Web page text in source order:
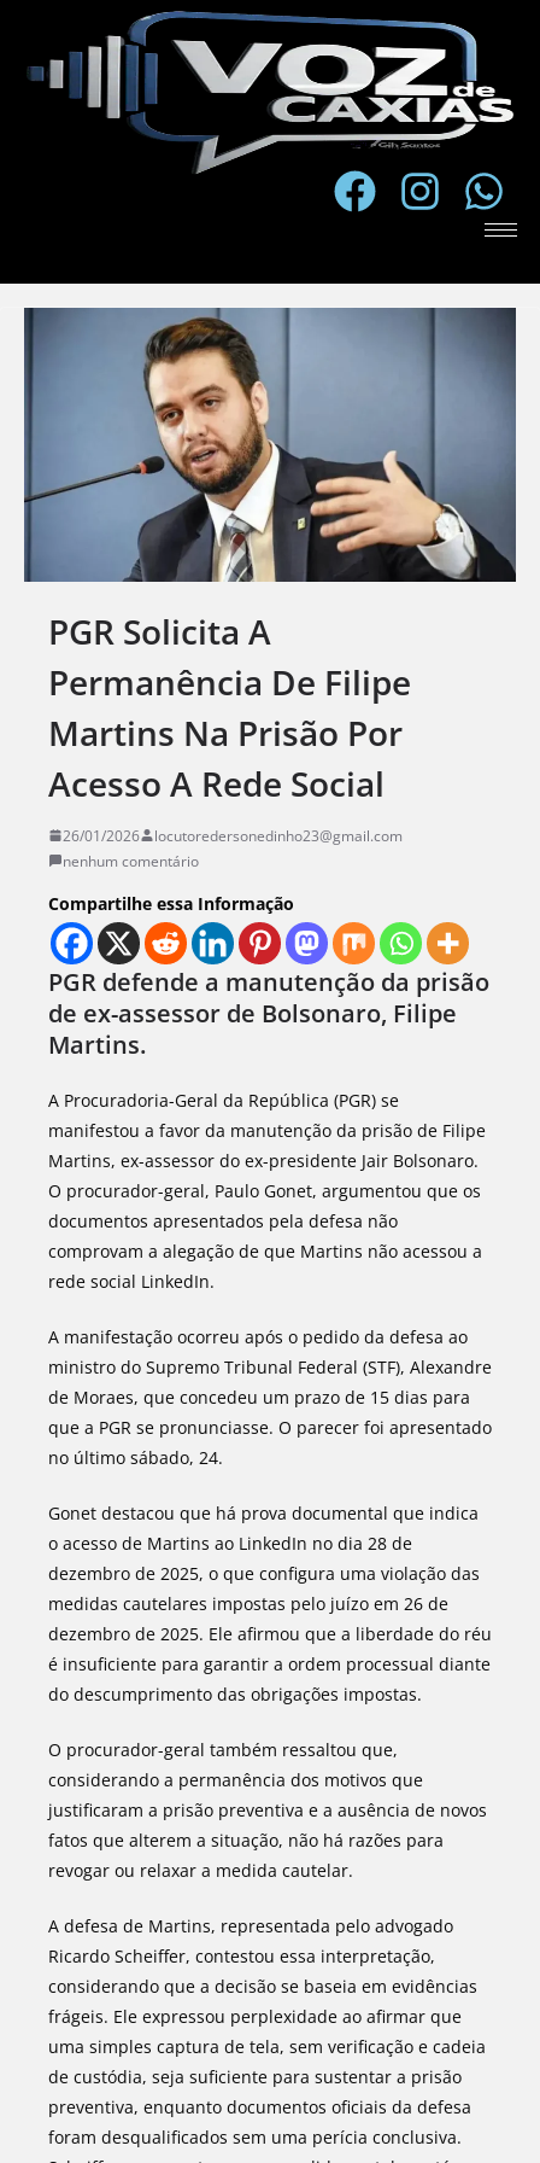
PGR Solicita A
Permanência De Filipe
Martins Na Prisão Por
Acesso A Rede Social
26/01/2026
locutoredersonedinho23@gmail.com
nenhum comentário
Compartilhe essa Informação
PGR defende a manutenção da prisão
de ex-assessor de Bolsonaro, Filipe
Martins.
A Procuradoria-Geral da República (PGR) se
manifestou a favor da manutenção da prisão de Filipe
Martins, ex-assessor do ex-presidente Jair Bolsonaro.
O procurador-geral, Paulo Gonet, argumentou que os
documentos apresentados pela defesa não
comprovam a alegação de que Martins não acessou a
rede social LinkedIn.
A manifestação ocorreu após o pedido da defesa ao
ministro do Supremo Tribunal Federal (STF), Alexandre
de Moraes, que concedeu um prazo de 15 dias para
que a PGR se pronunciasse. O parecer foi apresentado
no último sábado, 24.
Gonet destacou que há prova documental que indica
o acesso de Martins ao LinkedIn no dia 28 de
dezembro de 2025, o que configura uma violação das
medidas cautelares impostas pelo juízo em 26 de
dezembro de 2025. Ele afirmou que a liberdade do réu
é insuficiente para garantir a ordem processual diante
do descumprimento das obrigações impostas.
O procurador-geral também ressaltou que,
considerando a permanência dos motivos que
justificaram a prisão preventiva e a ausência de novos
fatos que alterem a situação, não há razões para
revogar ou relaxar a medida cautelar.
A defesa de Martins, representada pelo advogado
Ricardo Scheiffer, contestou essa interpretação,
considerando que a decisão se baseia em evidências
frágeis. Ele expressou perplexidade ao afirmar que
uma simples captura de tela, sem verificação e cadeia
de custódia, seja suficiente para sustentar a prisão
preventiva, enquanto documentos oficiais da defesa
foram desqualificados sem uma perícia conclusiva.